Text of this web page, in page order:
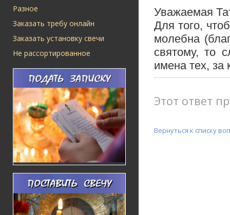
Разное
Заказать требу онлайн
Заказать установку свечи
Не рассортированное
Уважаемая
Для того,
молебна
святому, то
имена тех, за
Этот ответ
Вернуться к списку